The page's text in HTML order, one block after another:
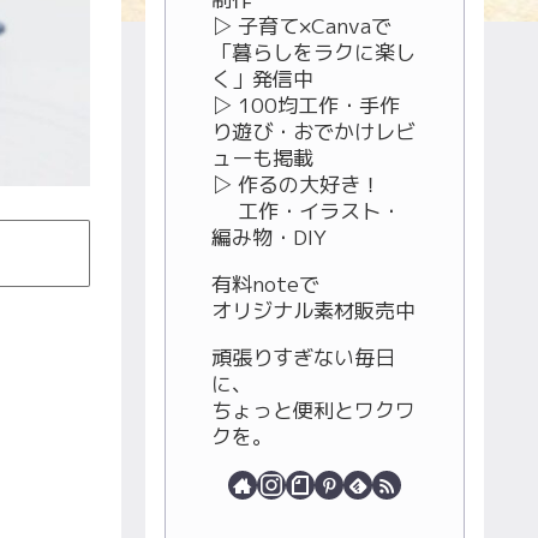
▷ 子育て×Canvaで
「暮らしをラクに楽し
く」発信中
▷ 100均工作・手作
り遊び・おでかけレビ
ューも掲載
▷ 作るの大好き！
工作・イラスト・
編み物・DIY
有料noteで
オリジナル素材販売中
頑張りすぎない毎日
に、
ちょっと便利とワクワ
クを。